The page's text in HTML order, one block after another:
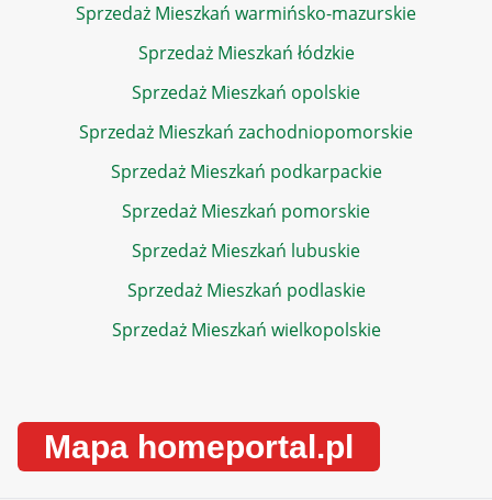
Sprzedaż Mieszkań warmińsko-mazurskie
Sprzedaż Mieszkań łódzkie
Sprzedaż Mieszkań opolskie
Sprzedaż Mieszkań zachodniopomorskie
Sprzedaż Mieszkań podkarpackie
Sprzedaż Mieszkań pomorskie
Sprzedaż Mieszkań lubuskie
Sprzedaż Mieszkań podlaskie
Sprzedaż Mieszkań wielkopolskie
Mapa homeportal.pl